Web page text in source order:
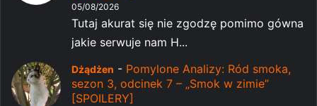
05/08/2026
Tutaj akurat się nie zgodzę pomimo gówna
jakie serwuje nam H...
Dżądżen - Pomylone Analizy: Ród smoka,
sezon 3, odcinek 7 – „Smok w zimie”
[SPOILERY]